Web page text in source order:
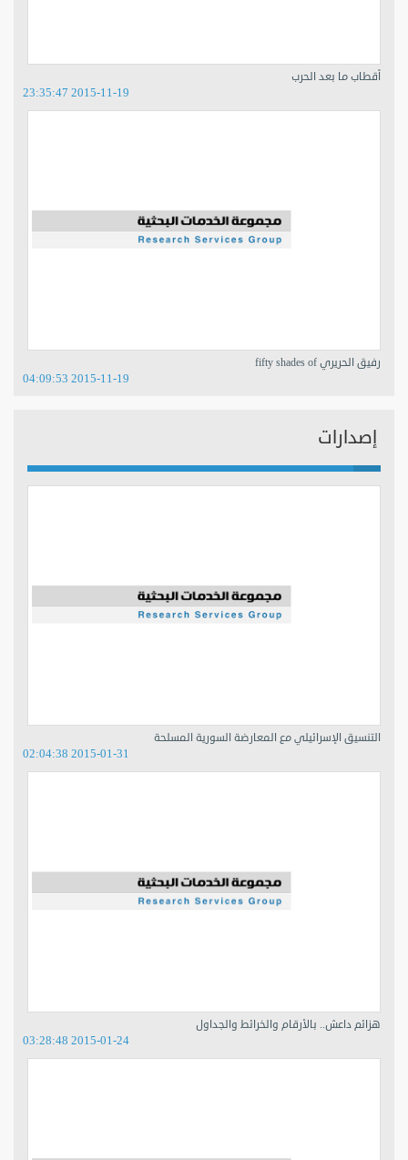
أقطاب ما بعد الحرب
2015-11-19 23:35:47
رفيق الحريري fifty shades of
2015-11-19 04:09:53
إصدارات
التنسيق الإسرائيلي مع المعارضة السورية المسلحة
2015-01-31 02:04:38
هزائم داعش.. بالأرقام والخرائط والجداول
2015-01-24 03:28:48